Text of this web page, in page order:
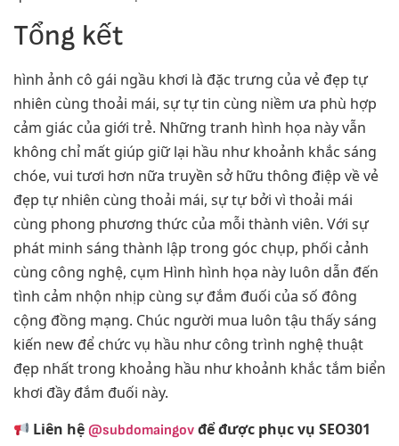
Tổng kết
hình ảnh cô gái ngầu khơi là đặc trưng của vẻ đẹp tự
nhiên cùng thoải mái, sự tự tin cùng niềm ưa phù hợp
cảm giác của giới trẻ. Những tranh hình họa này vẫn
không chỉ mất giúp giữ lại hầu như khoảnh khắc sáng
chóe, vui tươi hơn nữa truyền sở hữu thông điệp về vẻ
đẹp tự nhiên cùng thoải mái, sự tự bởi vì thoải mái
cùng phong phương thức của mỗi thành viên. Với sự
phát minh sáng thành lập trong góc chụp, phối cảnh
cùng công nghệ, cụm Hình hình họa này luôn dẫn đến
tình cảm nhộn nhịp cùng sự đắm đuối của số đông
cộng đồng mạng. Chúc người mua luôn tậu thấy sáng
kiến new để chức vụ hầu như công trình nghệ thuật
đẹp nhất trong khoảng hầu như khoảnh khắc tắm biển
khơi đầy đắm đuối này.
Liên hệ@subdomaingov để được phục vụ SEO301